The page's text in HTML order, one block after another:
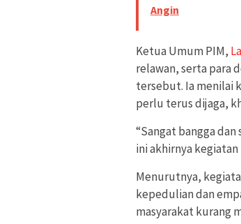
Angin
Ketua Umum PIM,
relawan, serta para
tersebut. Ia menilai
perlu terus dijaga,
“Sangat bangga
ini akhirnya
Menurutnya,
kepedulian dan
masyarakat kurang